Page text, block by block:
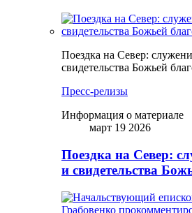
Поездка на Север:
свидетельства Божьей
Пресс-релизы
Информация о материале
март 19 2026
Поездка на Север:
и свидетельства